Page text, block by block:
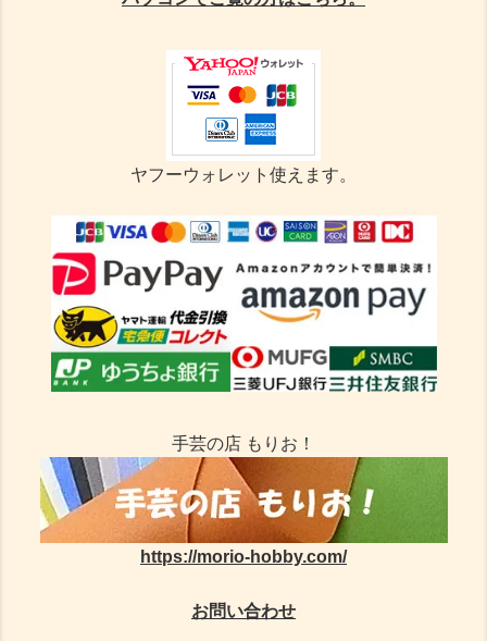
ヤフーウォレット使えます。
手芸の店 もりお！
https://morio-hobby.com/
お問い合わせ